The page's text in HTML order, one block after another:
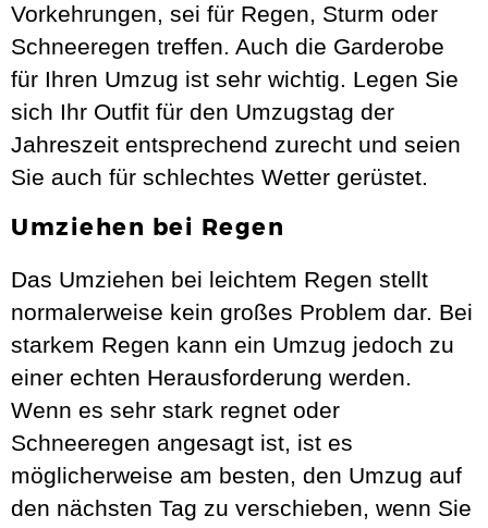
Vorkehrungen, sei für Regen, Sturm oder
Schneeregen treffen. Auch die Garderobe
für Ihren Umzug ist sehr wichtig. Legen Sie
sich Ihr Outfit für den Umzugstag der
Jahreszeit entsprechend zurecht und seien
Sie auch für schlechtes Wetter gerüstet.
Umziehen bei Regen
Das Umziehen bei leichtem Regen stellt
normalerweise kein großes Problem dar. Bei
starkem Regen kann ein Umzug jedoch zu
einer echten Herausforderung werden.
Wenn es sehr stark regnet oder
Schneeregen angesagt ist, ist es
möglicherweise am besten, den Umzug auf
den nächsten Tag zu verschieben, wenn Sie